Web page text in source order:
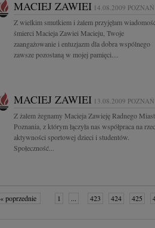
MACIEJ ZAWIEI 14.08.2009 POZNAŃ
Z wielkim smutkiem i żalem przyjęłam
śmierci Macieja Zawiei Macieju, Twoje
zaangażowanie i entuzjazm dla dobra wspólnego
zawsze pozostaną w mojej pamięci....
MACIEJ ZAWIEI 13.08.2009 POZNAŃ
Z żalem żegnamy Macieja Zawieję Radnego
Poznania, z którym łączyła nas współpraca na
aktywności sportowej dzieci i studentów.
Społeczność...
« poprzednie 1 ... 423 424 425